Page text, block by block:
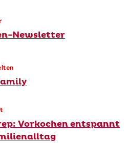
Newsletter
Vorkochen entspannt